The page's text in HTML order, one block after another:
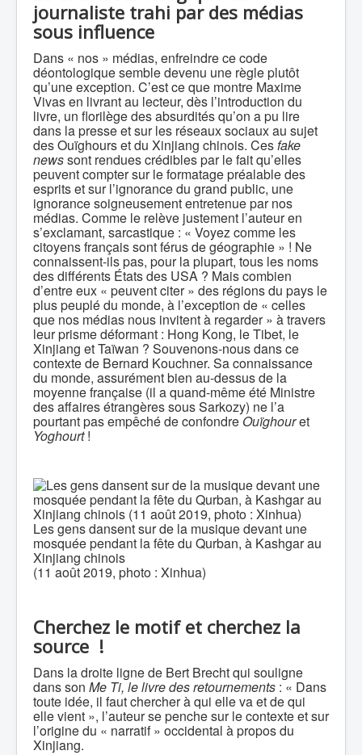
journaliste trahi par des médias
sous influence
Dans « nos » médias, enfreindre ce code
déontologique semble devenu une règle plutôt
qu’une exception. C’est ce que montre Maxime
Vivas en livrant au lecteur, dès l’introduction du
livre, un florilège des absurdités qu’on a pu lire
dans la presse et sur les réseaux sociaux au sujet
des Ouïghours et du Xinjiang chinois. Cesfake
newssont rendues crédibles par le fait qu’elles
peuvent compter sur le formatage préalable des
esprits et sur l’ignorance du grand public, une
ignorance soigneusement entretenue par nos
médias. Comme le relève justement l’auteur en
s’exclamant, sarcastique : « Voyez comme les
citoyens français sont férus de géographie » ! Ne
connaissent-ils pas, pour la plupart, tous les noms
des différents États des USA ? Mais combien
d’entre eux « peuvent citer » des régions du pays le
plus peuplé du monde, à l’exception de « celles
que nos médias nous invitent à regarder » à travers
leur prisme déformant : Hong Kong, le Tibet, le
Xinjiang et Taïwan ? Souvenons-nous dans ce
contexte de Bernard Kouchner. Sa connaissance
du monde, assurément bien au-dessus de la
moyenne française (il a quand-même été Ministre
des affaires étrangères sous Sarkozy) ne l’a
pourtant pas empêché de confondreOuïghouret
Yoghourt!
Les gens dansent sur de la musique devant une
mosquée pendant la fête du Qurban, à Kashgar au
Xinjiang chinois
(11 août 2019, photo : Xinhua)
Cherchez le motif et cherchez la
source !
Dans la droite ligne de Bert Brecht qui souligne
dans son Me Ti, le livre des retournements : « Dans
toute idée, il faut chercher à qui elle va et de qui
elle vient », l’auteur se penche sur le contexte et sur
l’origine du « narratif » occidental à propos du
Xinjiang.